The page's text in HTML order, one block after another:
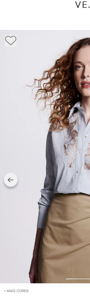
+ MAIS CORES